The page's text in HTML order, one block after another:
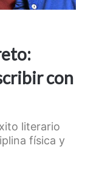
con
literario
física y